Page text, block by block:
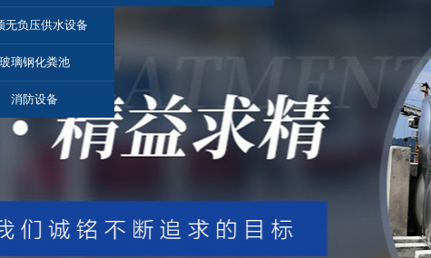
无负压供水设备
玻璃钢化粪池
消防设备